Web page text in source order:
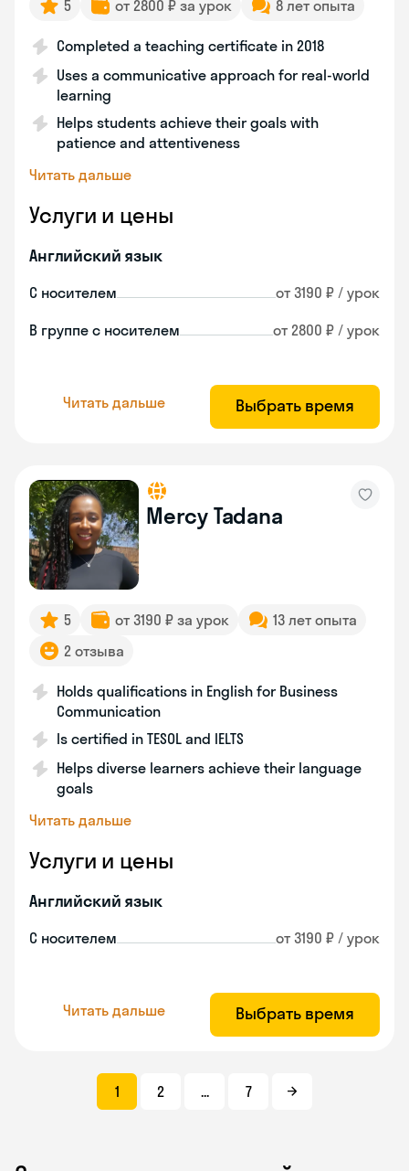
5 от 2800 ₽ за урок 8 лет опыта
Completed a teaching certificate in 2018
Uses a communicative approach for real-world
learning
Helps students achieve their goals with
patience and attentiveness
Читать дальше
Услуги и цены
Английский язык
С носителем от 3190 ₽ / урок
В группе с носителем от 2800 ₽ / урок
Читать дальше Выбрать время
Mercy Tadana
5 от 3190 ₽ за урок
13 лет опыта
2 отзыва
Holds qualifications in English for Business
Communication
Is certified in TESOL and IELTS
Helps diverse learners achieve their language
goals
Читать дальше
Услуги и цены
Английский язык
С носителем от 3190 ₽ / урок
Читать дальше Выбрать время
1 2 ... 7